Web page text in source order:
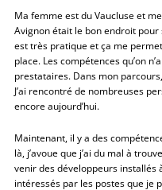
Ma femme est du Vaucluse et
Avignon était le bon endroit pour
est très pratique et ça me
place. Les compétences qu’on
prestataires. Dans mon
J’ai rencontré de nombreuses
encore aujourd’hui.
Maintenant, il y a des
là, j’avoue que j’ai du mal à
venir des développeurs installés
intéressés par les postes que je